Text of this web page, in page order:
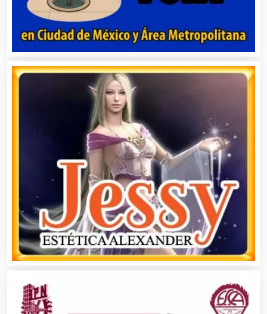
Alquiler de Equipos para Fiestas
Alquiler de Sillas y Mesas
Alquiler de Trajes de Etiqueta
Alta Costura
Aluminio
Análisis Clínicos